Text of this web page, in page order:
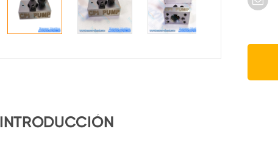
INTRODUCCIÓN